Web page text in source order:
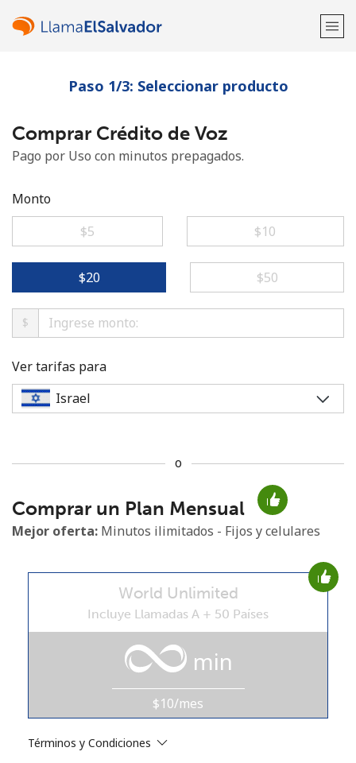
¡Bienvenido!
¿Ya tienes una cuenta?Inicia sesión →
No se ha creado una contraseña
Mínimo 8 caracteres
Una letra mayúscula y una minúscula
Un número
estosTérminos y condiciones.
Paso 1/3: Seleccionar producto
Comprar Crédito de Voz
Pago por Uso con minutos prepagados.
Monto
⁦$5⁩
⁦$10⁩
⁦$20⁩ ⁦$50⁩
$
Ver tarifas para
o
Comprar un Plan Mensual
Mejor oferta: Minutos ilimitados - Fijos y celulares
World Unlimited
Incluye Llamadas A + 50 Países
min
$10/mes
Términos y Condiciones